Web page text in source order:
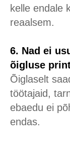
kelle endale
reaalsem.
6. Nad ei
õigluse
Õiglaselt
töötajaid,
ebaedu ei
endas.